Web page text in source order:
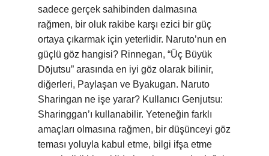
sadece gerçek sahibinden dalmasına
rağmen, bir oluk rakibe karşı ezici bir güç
ortaya çıkarmak için yeterlidir. Naruto’nun en
güçlü göz hangisi? Rinnegan, “Üç Büyük
Dōjutsu” arasında en iyi göz olarak bilinir,
diğerleri, Paylaşan ve Byakugan. Naruto
Sharingan ne işe yarar? Kullanıcı Genjutsu:
Sharinggan’ı kullanabilir. Yeteneğin farklı
amaçları olmasına rağmen, bir düşünceyi göz
teması yoluyla kabul etme, bilgi ifşa etme